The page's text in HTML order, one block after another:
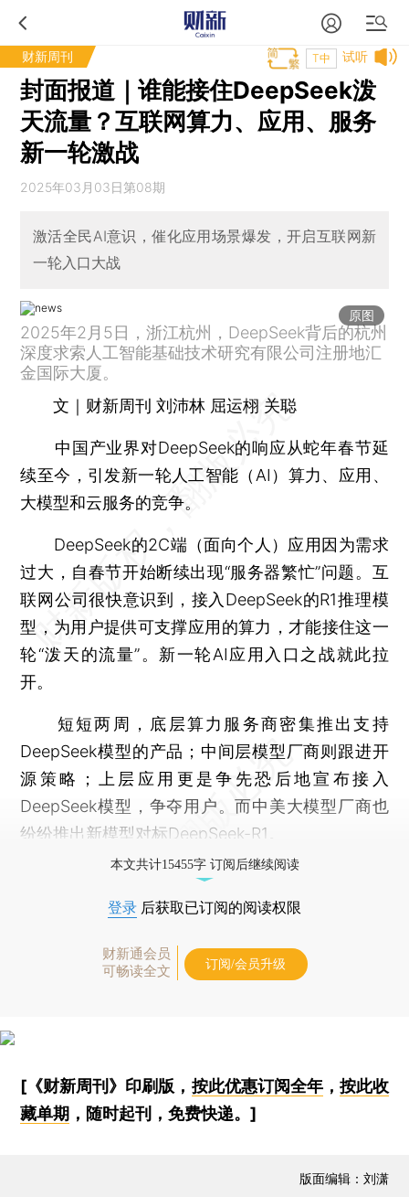
财新周刊 试听
T中
封面报道｜谁能接住DeepSeek泼
天流量？互联网算力、应用、服务
新一轮激战
2025年03月03日第08期
激活全民AI意识，催化应用场景爆发，开启互联网新
一轮入口大战
原图
2025年2月5日，浙江杭州，DeepSeek背后的杭州
深度求索人工智能基础技术研究有限公司注册地汇
金国际大厦。
文｜财新周刊 刘沛林 屈运栩 关聪
中国产业界对DeepSeek的响应从蛇年春节延
续至今，引发新一轮人工智能（AI）算力、应用、
大模型和云服务的竞争。
DeepSeek的2C端（面向个人）应用因为需求
过大，自春节开始断续出现“服务器繁忙”问题。互
联网公司很快意识到，接入DeepSeek的R1推理模
型，为用户提供可支撑应用的算力，才能接住这一
轮“泼天的流量”。新一轮AI应用入口之战就此拉
开。
短短两周，底层算力服务商密集推出支持
DeepSeek模型的产品；中间层模型厂商则跟进开
源策略；上层应用更是争先恐后地宣布接入
DeepSeek模型，争夺用户。而中美大模型厂商也
纷纷推出新模型对标DeepSeek-R1。
本文共计15455字 订阅后继续阅读
登录 后获取已订阅的阅读权限
财新通会员
可畅读全文
订阅/会员升级
[《财新周刊》印刷版， 按此优惠订阅全年， 按此收
藏单期 ，随时起刊，免费快递。]
版面编辑：刘潇